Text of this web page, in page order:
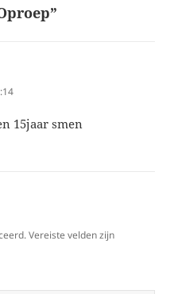
15jaar smen
Vereiste velden zijn